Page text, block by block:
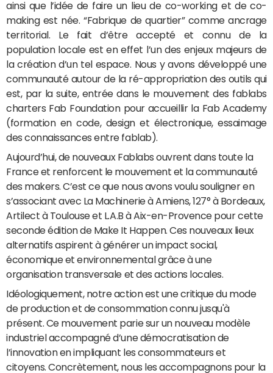
ainsi que l’idée de faire un lieu de co-working et de co-
making est née. “Fabrique de quartier” comme ancrage
territorial. Le fait d’être accepté et connu de la
population locale est en effet l’un des enjeux majeurs de
la création d’un tel espace. Nous y avons développé une
communauté autour de la ré-appropriation des outils qui
est, par la suite, entrée dans le mouvement des fablabs
charters Fab Foundation pour accueillir la Fab Academy
(formation en code, design et électronique, essaimage
des connaissances entre fablab).
Aujourd’hui, de nouveaux Fablabs ouvrent dans toute la
France et renforcent le mouvement et la communauté
des makers. C’est ce que nous avons voulu souligner en
s’associant avec La Machinerie à Amiens, 127° à Bordeaux,
Artilect à Toulouse et L.A.B à Aix-en-Provence pour cette
seconde édition de Make It Happen. Ces nouveaux lieux
alternatifs aspirent à générer un impact social,
économique et environnemental grâce à une
organisation transversale et des actions locales.
Idéologiquement, notre action est une critique du mode
de production et de consommation connu jusqu'à
présent. Ce mouvement parie sur un nouveau modèle
industriel accompagné d’une démocratisation de
l’innovation en impliquant les consommateurs et
citoyens. Concrètement, nous les accompagnons pour la